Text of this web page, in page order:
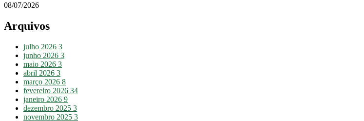
08/07/2026
Arquivos
julho 2026 3
junho 2026 3
maio 2026 3
abril 2026 3
março 2026 8
fevereiro 2026 34
janeiro 2026 9
dezembro 2025 3
novembro 2025 3